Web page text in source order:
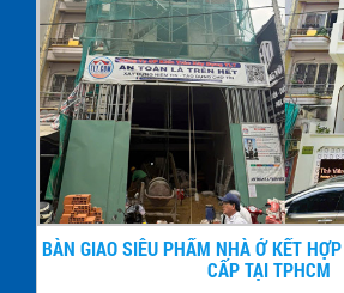
BÀN GIAO SIÊU PHẨM NHÀ Ở KẾT
CẤP TẠI TPHCM